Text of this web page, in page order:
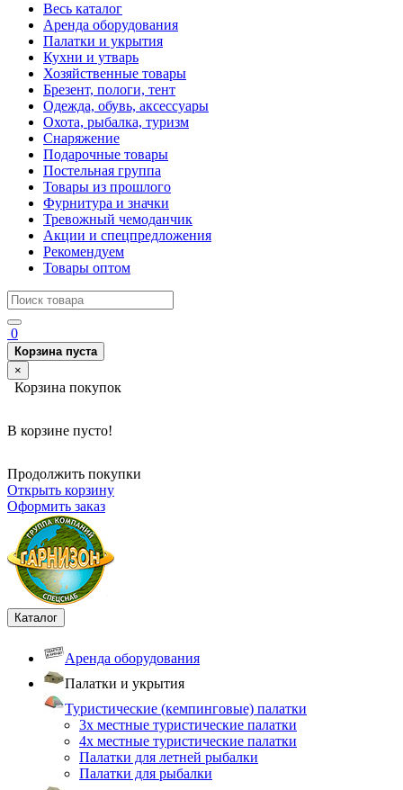
Весь каталог
Аренда оборудования
Палатки и укрытия
Кухни и утварь
Хозяйственные товары
Брезент, пологи, тент
Одежда, обувь, аксессуары
Охота, рыбалка, туризм
Снаряжение
Подарочные товары
Постельная группа
Товары из прошлого
Фурнитура и значки
Тревожный чемоданчик
Акции и спецпредложения
Рекомендуем
Товары оптом
0
Корзина пуста
×
Корзина покупок
В корзине пусто!
Продолжить покупки
Открыть корзину
Оформить заказ
Каталог
Аренда оборудования
Палатки и укрытия
Туристические (кемпинговые) палатки
3х местные туристические палатки
4х местные туристические палатки
Палатки для летней рыбалки
Палатки для рыбалки